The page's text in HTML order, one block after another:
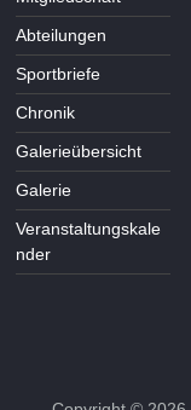
Abteilungen
Sportbriefe
Chronik
Galerieübersicht
Galerie
Veranstaltungskale
nder